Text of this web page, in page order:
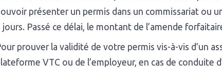
présenter un permis dans un commissariat ou
jours. Passé ce délai, le montant de l’amende
prouver la validité de votre permis vis-à-vis d’un
VTC ou de l’employeur, en cas de conduite